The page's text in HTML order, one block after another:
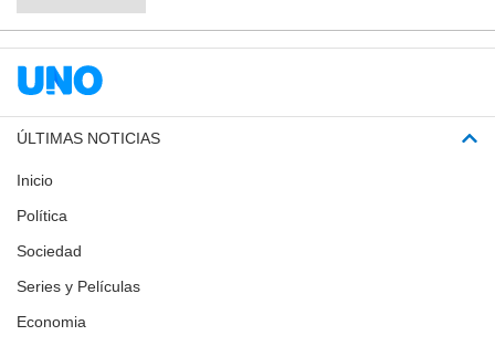
ÚLTIMAS NOTICIAS
Inicio
Política
Sociedad
Series y Películas
Economia